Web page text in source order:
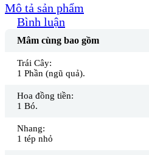
Mô tả sản phẩm
Bình luận
Mâm cùng bao gồm
Trái Cây:
1 Phần (ngũ quả).
Hoa đồng tiền:
1 Bó.
Nhang:
1 tép nhỏ